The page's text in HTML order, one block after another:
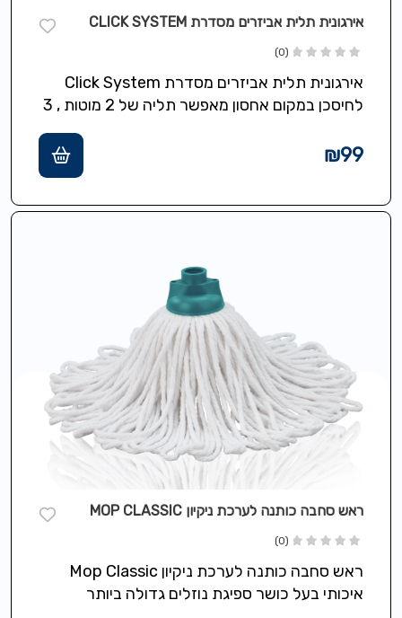
אירגונית תלית אביזרים מסדרת CLICK SYSTEM
(0)
אירגונית תלית אביזרים מסדרת Click System
לחיסכן במקום אחסון מאפשר תליה של 2 מוטות , 3
₪99
ראש סחבה כותנה לערכת ניקיון MOP CLASSIC
(0)
ראש סחבה כותנה לערכת ניקיון Mop Classic
איכותי בעל כושר ספיגת נוזלים גדולה ביותר